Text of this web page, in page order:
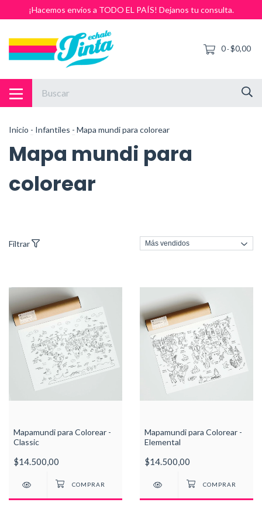
¡Hacemos envíos a TODO EL PAÍS! Dejanos tu consulta.
0-$0,00
Inicio - Infantiles - Mapa mundi para colorear
Mapa mundi para
colorear
Filtrar
Mapamundi para Colorear -
Classic
$14.500,00
Mapamundi para Colorear -
Elemental
$14.500,00